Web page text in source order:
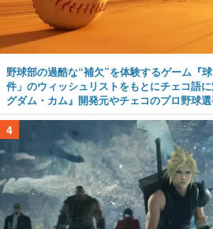
野球部の過酷な“補欠”を体験するゲーム『
件」のウィッシュリストをもとにチェコ語
グダム・カム』開発元やチェコのプロ野球
4